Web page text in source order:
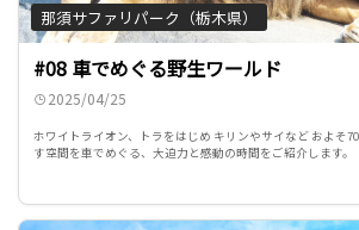
那須サファリパーク（栃木県）
#08 車でめぐる野生ワールド
2025/04/25
ホワイトライオン、トラをはじめ キリンやサイなど およそ
す空間を車でめぐる、大迫力と感動の時間をご紹介します。